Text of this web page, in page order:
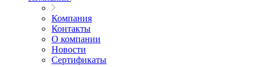
Компания
Контакты
О компании
Новости
Сертификаты